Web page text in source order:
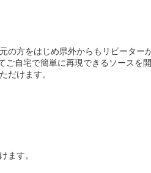
の方をはじめ県外からもリピーター
自宅で簡単に再現できるソースを開
だけます。
ます。